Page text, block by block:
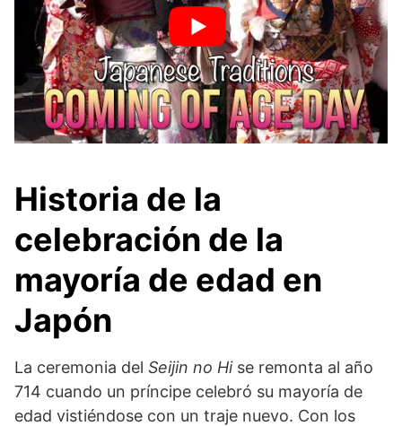
Historia de la
celebración de la
mayoría de edad en
Japón
La ceremonia del Seijin no Hise remonta al año
714 cuando un príncipe celebró su mayoría de
edad vistiéndose con un traje nuevo. Con los